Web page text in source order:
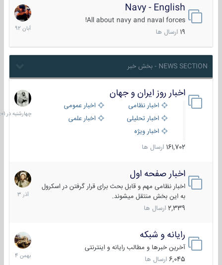
Navy - English
All about navy and naval forces!
ارسال ها
22
آبان
1392
NEWS SECTION - بخش خبر
اخبار روز ایران و جهان
اخبار نظامی
اخبار عمومی
اخبار تحلیلی
اخبار علمی
اخبار ویژه
161,702 ارسال ها
در
06:01
اخبار صفحه اول
اخبار نظامی مهم و قابل بحث برای قرار گرفتن در اسکرول
به این بخش منتقل میشوند.
2,339 ارسال ها
7
آذر
1403
رایانه و شبکه
آخرین خبرها و مطالب رایانه و اینترنتی
6,045 ارسال ها
30
بهمن
1404